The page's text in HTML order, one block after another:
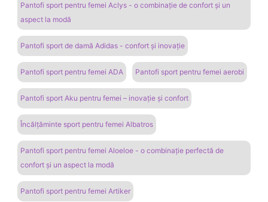
Pantofi sport pentru femei Aclys - o combinație de confort și un
aspect la modă
Pantofi sport de damă Adidas - confort și inovație
Pantofi sport pentru femei ADA Pantofi sport pentru femei aerobi
Pantofi sport Aku pentru femei – inovație și confort
Încălțăminte sport pentru femei Albatros
Pantofi sport pentru femei Aloeloe - o combinație perfectă de
confort și un aspect la modă
Pantofi sport pentru femei Artiker